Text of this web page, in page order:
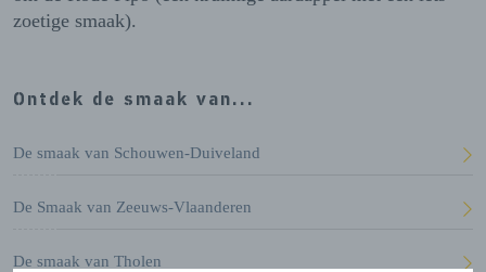
zoetige smaak).
Ontdek de smaak van...
De smaak van Schouwen-Duiveland
De Smaak van Zeeuws-Vlaanderen
De smaak van Tholen